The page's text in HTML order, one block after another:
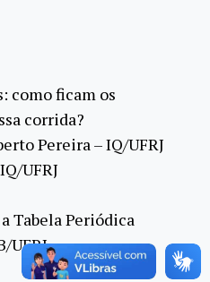
como ficam os
corrida?
Pereira – IQ/UFRJ
UFRJ
Tabela Periódica
UFRJ